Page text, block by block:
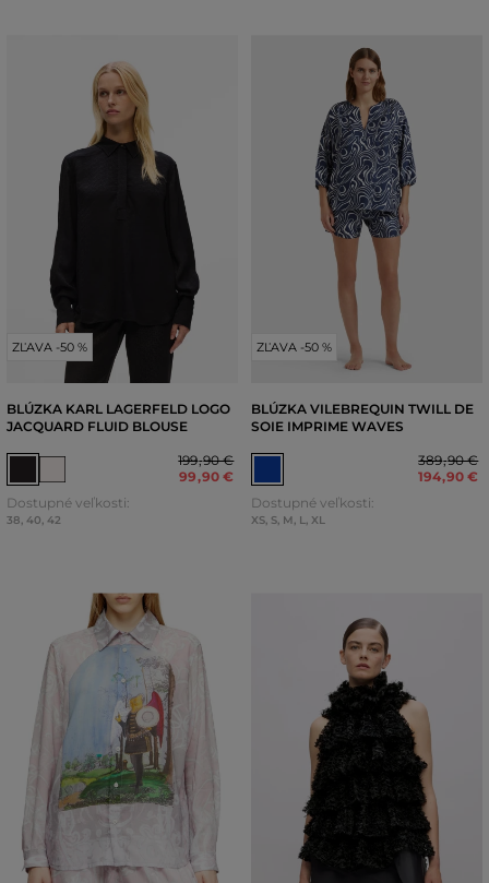
ZĽAVA -50 %
BLÚZKA KARL LAGERFELD LOGO
JACQUARD FLUID BLOUSE
199,90 €
99,90 €
Dostupné veľkosti:
38, 40, 42
ZĽAVA -50 %
BLÚZKA VILEBREQUIN TWILL DE
SOIE IMPRIME WAVES
389,90 €
194,90 €
Dostupné veľkosti:
XS, S, M, L, XL